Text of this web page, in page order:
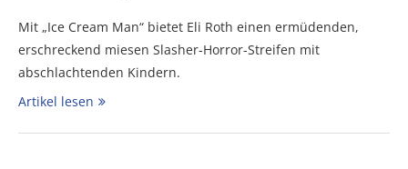
Mit „Ice Cream Man“ bietet Eli Roth einen ermüdenden,
erschreckend miesen Slasher-Horror-Streifen mit
abschlachtenden Kindern.
Artikel lesen